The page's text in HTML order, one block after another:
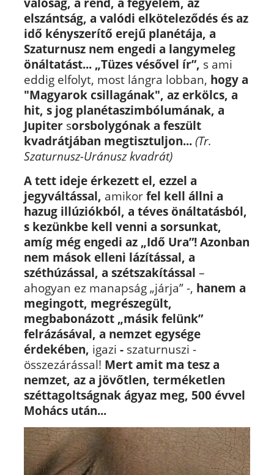
elszántság, a valódi elköteleződés és az
idő kényszerítő erejű planétája, a
Szaturnusz nem engedi a langymeleg
önáltatást... „Tüzes vésővel ír”, s ami
eddig elfolyt, most lángra lobban, hogy a
"Magyarok csillagának", az erkölcs, a
hit, s jog planétaszimbólumának, a
Jupitersorsbolygónak a feszült
kvadrátjában megtisztuljon... (Tr.
Szaturnusz-Uránusz kvadrát)
A tett ideje érkezett el, ezzel a
jegyváltással, amikor fel kell állni a
hazug illúziókból, a téves önáltatásból,
s kezünkbe kell venni a sorsunkat,
amíg még engedi az „Idő Ura”! Azonban
nem mások elleni lázítással, a
széthúzással, a szétszakítással –
ahogyan ez manapság „járja” -, hanem a
megingott, megrészegült,
megbabonázott „másik felünk”
felrázásával, a nemzet egysége
érdekében, igazi - szaturnuszi -
összezárással! Mert amit ma tesz a
nemzet, az a jövőtlen, terméketlen
széttagoltságnak ágyaz meg, 500 évvel
Mohács után...